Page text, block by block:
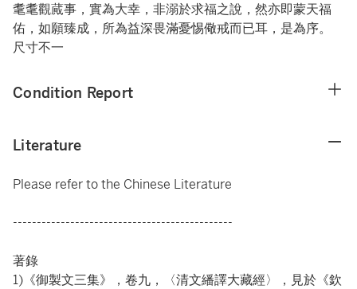
耄耄觀蕆事，實為大幸，非溺於求福之說，然亦即蒙天福
佑，如願臻成，所為益深畏滿憂惕儆戒而已耳，是為序。
尺寸不一
Condition Report
Literature
Please refer to the Chinese Literature
----------------------------------------------
著錄
1)《御製文三集》，卷九，〈清文繙譯大藏經〉，見於《欽